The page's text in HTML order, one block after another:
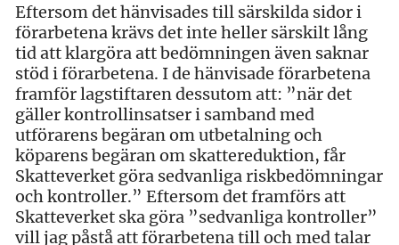
Eftersom det hänvisades till särskilda sidor i
förarbetena krävs det inte heller särskilt lång
tid att klargöra att bedömningen även saknar
stöd i förarbetena. I de hänvisade förarbetena
framför lagstiftaren dessutom att: ”när det
gäller kontrollinsatser i samband med
utförarens begäran om utbetalning och
köparens begäran om skattereduktion, får
Skatteverket göra sedvanliga riskbedömningar
och kontroller.” Eftersom det framförs att
Skatteverket ska göra ”sedvanliga kontroller”
vill jag påstå att förarbetena till och med talar